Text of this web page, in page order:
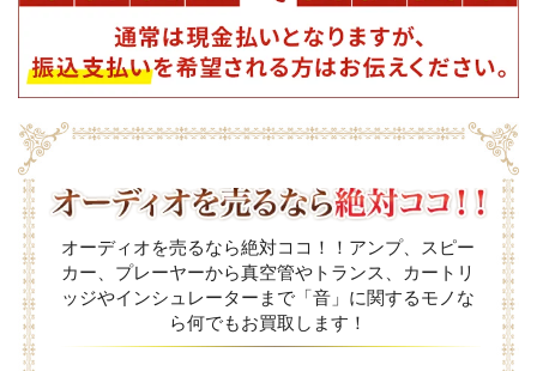
オーディオを売るなら絶対ココ！！アンプ、スピー
カー、プレーヤーから真空管やトランス、カートリ
ッジやインシュレーターまで「音」に関するモノな
ら何でもお買取します！